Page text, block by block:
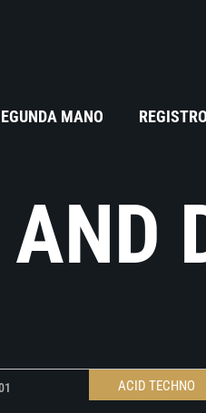
MANO REGISTRO
ACID TECHNO